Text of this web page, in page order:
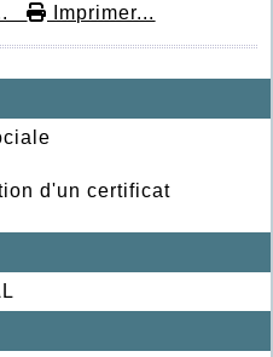
d'un certificat
Imprimer...